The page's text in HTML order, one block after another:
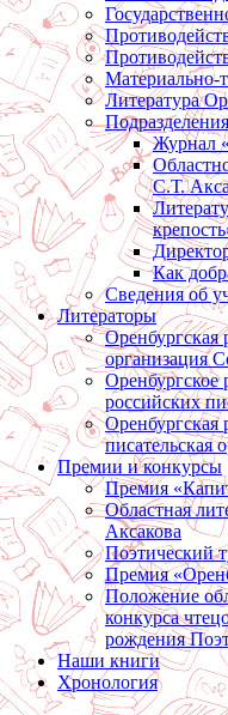
Материально-
Литература
Журнал
С.Т.
Как
Сведения об
Литераторы
Оренбургская
организация
Оренбургское
российских
Оренбургская
писательская
Премии и конкурсы
Премия
Областная
Аксакова
Поэтический
Премия
Положение
конкурса
рождения
Наши книги
Хронология